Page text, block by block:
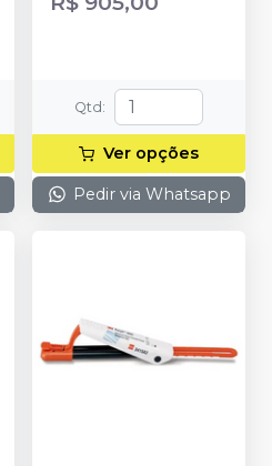
Qtd :
Ver opções
Pedir via Whatsapp